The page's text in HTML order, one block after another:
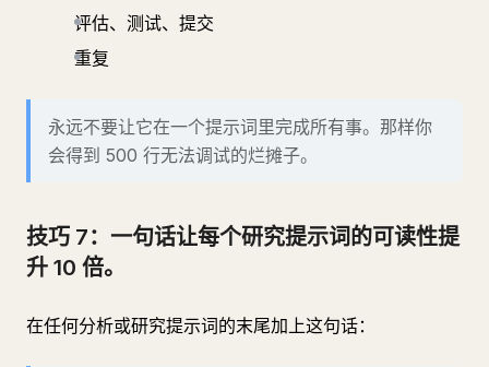
评估、测试、提交
重复
永远不要让它在一个提示词里完成所有事。那样你
会得到 500 行无法调试的烂摊子。
技巧 7：一句话让每个研究提示词的可读性提
升 10 倍。
在任何分析或研究提示词的末尾加上这句话：